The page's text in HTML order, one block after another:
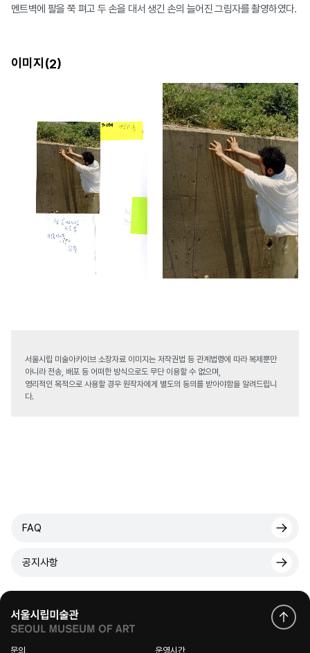
멘트벽에 팔을 쭉 펴고 두 손을 대서 생긴 손의 늘어진 그림자를 촬영하였다.
이미지(2)
서울시립 미술아카이브 소장자료 이미지는 저작권법 등 관계법령에 따라 복제뿐만
아니라 전송, 배포 등 어떠한 방식으로도 무단 이용할 수 없으며,
영리적인 목적으로 사용할 경우 원작자에게 별도의 동의를 받아야함을 알려드립니
다.
FAQ
공지사항
문의 운영시간